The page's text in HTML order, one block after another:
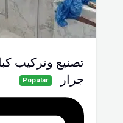
تصنيع وتركيب
جرار
Popular